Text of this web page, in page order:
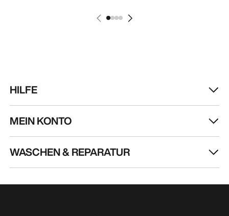
HILFE
MEIN KONTO
WASCHEN & REPARATUR